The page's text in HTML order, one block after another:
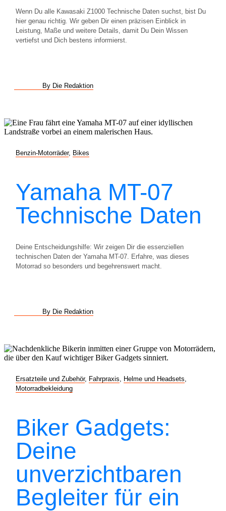
Wenn Du alle Kawasaki Z1000 Technische Daten suchst, bist Du
hier genau richtig. Wir geben Dir einen präzisen Einblick in
Leistung, Maße und weitere Details, damit Du Dein Wissen
vertiefst und Dich bestens informierst.
By Die Redaktion
Benzin-Motorräder, Bikes
Yamaha MT-07
Technische Daten
Deine Entscheidungshilfe: Wir zeigen Dir die essenziellen
technischen Daten der Yamaha MT-07. Erfahre, was dieses
Motorrad so besonders und begehrenswert macht.
By Die Redaktion
Ersatzteile und Zubehör, Fahrpraxis Helme und Headsets
Motorradbekleidung
Biker Gadgets:
Deine
unverzichtbaren
Begleiter für ein